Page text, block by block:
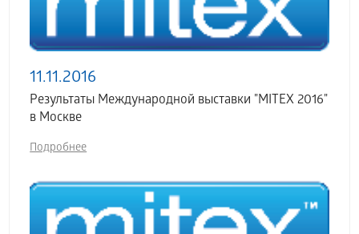
11.11.2016
Результаты Международной выставки "MITEX 2016"
в Москве
Подробнее